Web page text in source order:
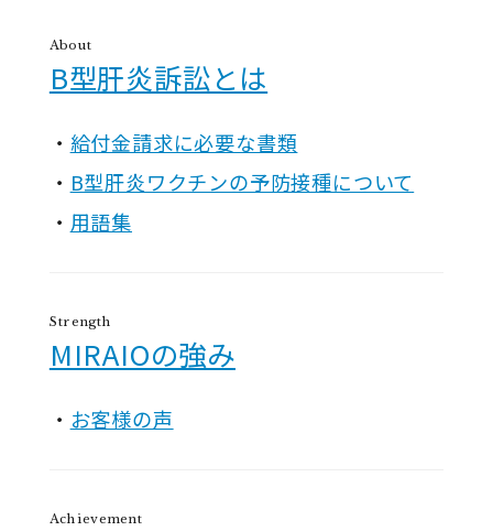
About
B型肝炎訴訟とは
給付金請求に必要な書類
B型肝炎ワクチンの予防接種について
用語集
Strength
MIRAIOの強み
お客様の声
Achievement